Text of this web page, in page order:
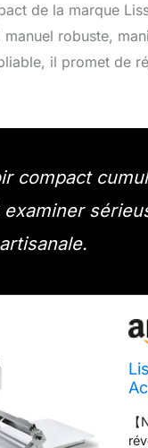
de la marque
robuste,
il promet de
compact
examiner